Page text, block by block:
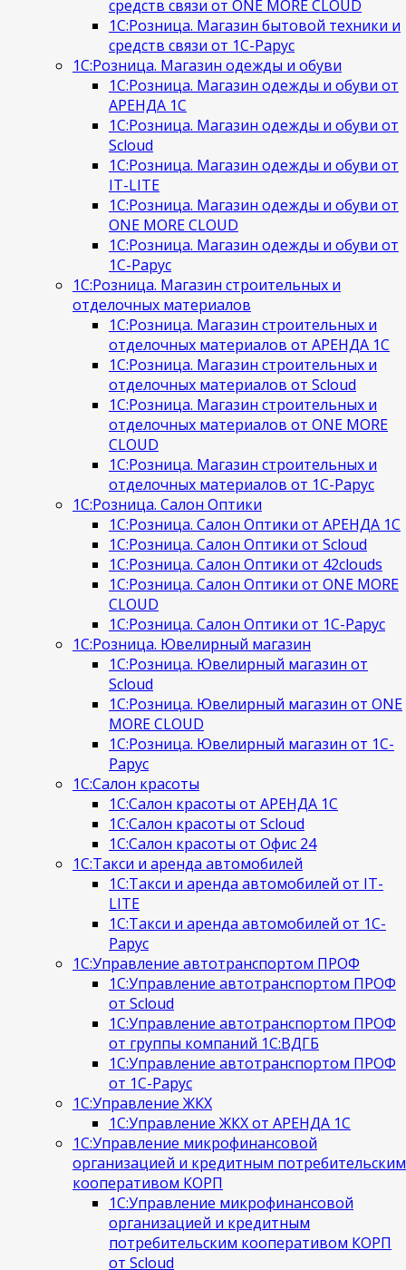
средств связи от ONE MORE CLOUD
1С:Розница. Магазин бытовой техники и
средств связи от 1С-Рарус
1С:Розница. Магазин одежды и обуви
1С:Розница. Магазин одежды и обуви от
АРЕНДА 1С
1С:Розница. Магазин одежды и обуви от
Scloud
1С:Розница. Магазин одежды и обуви от
IT-LITE
1С:Розница. Магазин одежды и обуви от
ONE MORE CLOUD
1С:Розница. Магазин одежды и обуви от
1С-Рарус
1С:Розница. Магазин строительных и
отделочных материалов
1С:Розница. Магазин строительных и
отделочных материалов от АРЕНДА 1С
1С:Розница. Магазин строительных и
отделочных материалов от Scloud
1С:Розница. Магазин строительных и
отделочных материалов от ONE MORE
CLOUD
1С:Розница. Магазин строительных и
отделочных материалов от 1С-Рарус
1С:Розница. Салон Оптики
1С:Розница. Салон Оптики от АРЕНДА 1С
1С:Розница. Салон Оптики от Scloud
1С:Розница. Салон Оптики от 42clouds
1С:Розница. Салон Оптики от ONE MORE
CLOUD
1С:Розница. Салон Оптики от 1С-Рарус
1С:Розница. Ювелирный магазин
1С:Розница. Ювелирный магазин от
Scloud
1С:Розница. Ювелирный магазин от ONE
MORE CLOUD
1С:Розница. Ювелирный магазин от 1С-
Рарус
1С:Салон красоты
1С:Салон красоты от АРЕНДА 1С
1С:Салон красоты от Scloud
1С:Салон красоты от Офис 24
1С:Такси и аренда автомобилей
1С:Такси и аренда автомобилей от IT-
LITE
1С:Такси и аренда автомобилей от 1С-
Рарус
1С:Управление автотранспортом ПРОФ
1С:Управление автотранспортом ПРОФ
от Scloud
1С:Управление автотранспортом ПРОФ
от группы компаний 1С:ВДГБ
1С:Управление автотранспортом ПРОФ
от 1С-Рарус
1С:Управление ЖКХ
1С:Управление ЖКХ от АРЕНДА 1С
1С:Управление микрофинансовой
организацией и кредитным потребительским
кооперативом КОРП
1С:Управление микрофинансовой
организацией и кредитным
потребительским кооперативом КОРП
от Scloud